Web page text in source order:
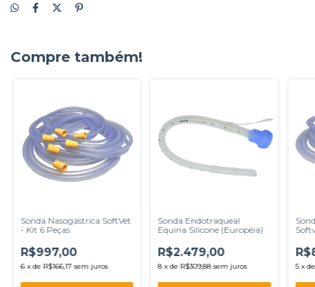
Compre também!
Sonda Nasogástrica SoftVet
- Kit 6 Peças
R$997,00
6 xde R$166,17 sem juros
Sonda Endotraqueal
Equina Silicone (Européia)
R$2.479,00
8 xde R$309,88 sem juros 5 x